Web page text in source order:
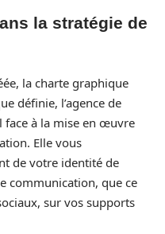
la stratégie de
la charte graphique
définie, l’agence de
face à la mise en œuvre
Elle vous
de votre identité de
communication, que ce
sur vos supports